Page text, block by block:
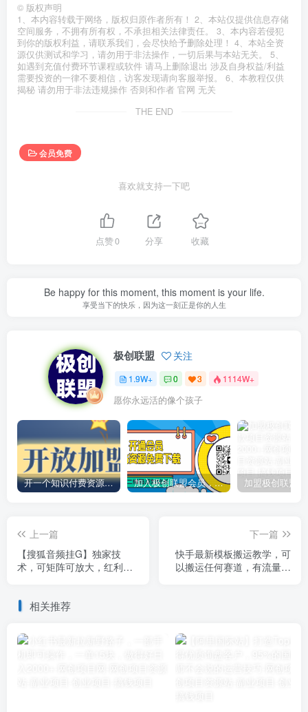
© 版权声明
1、本内容转载于网络，版权归原作者所有！ 2、本站仅提供信息存储
空间服务，不拥有所有权，不承担相关法律责任。 3、本内容若侵犯
到你的版权利益，请联系我们，会尽快给予删除处理！ 4、本站全资
源仅供测试和学习，请勿用于非法操作，一切后果与本站无关。 5、
如遇到充值付费环节课程或软件 请马上删除退出 涉及自身权益/利益
需要投资的一律不要相信，访客发现请向客服举报。 6、本教程仅供
揭秘 请勿用于非法违规操作 否则和作者 官网 无关
THE END
会员免费
喜欢就支持一下吧
点赞0 分享 收藏
Be happy for this moment, this moment is your life.
享受当下的快乐，因为这一刻正是你的人生
极创联盟 关注
1.9W+ 0 3 1114W+
愿你永远活的像个孩子
开一个知识付费资源网站，小白也能日入1000+ 加入极创联盟会员，全站资源免费学习。
上一篇
【搜狐音频挂G】独家技
术，可矩阵可放大，红利期
下一篇
快手最新模板搬运教学，可
以搬运任何赛道，有流量，
相关推荐